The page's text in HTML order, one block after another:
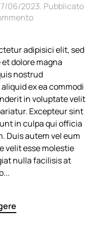
06/2023. Pubblicato
su
Year
Celebration
At
Kojirō
adipisici elit, sed
dolore magna
nostrud
ex ea commodi
in voluptate velit
Excepteur sint
in culpa qui officia
Duis autem vel eum
velit esse molestie
nulla facilisis at